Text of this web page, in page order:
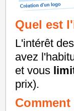
Quel est
L'intérêt
avez
et vous
prix).